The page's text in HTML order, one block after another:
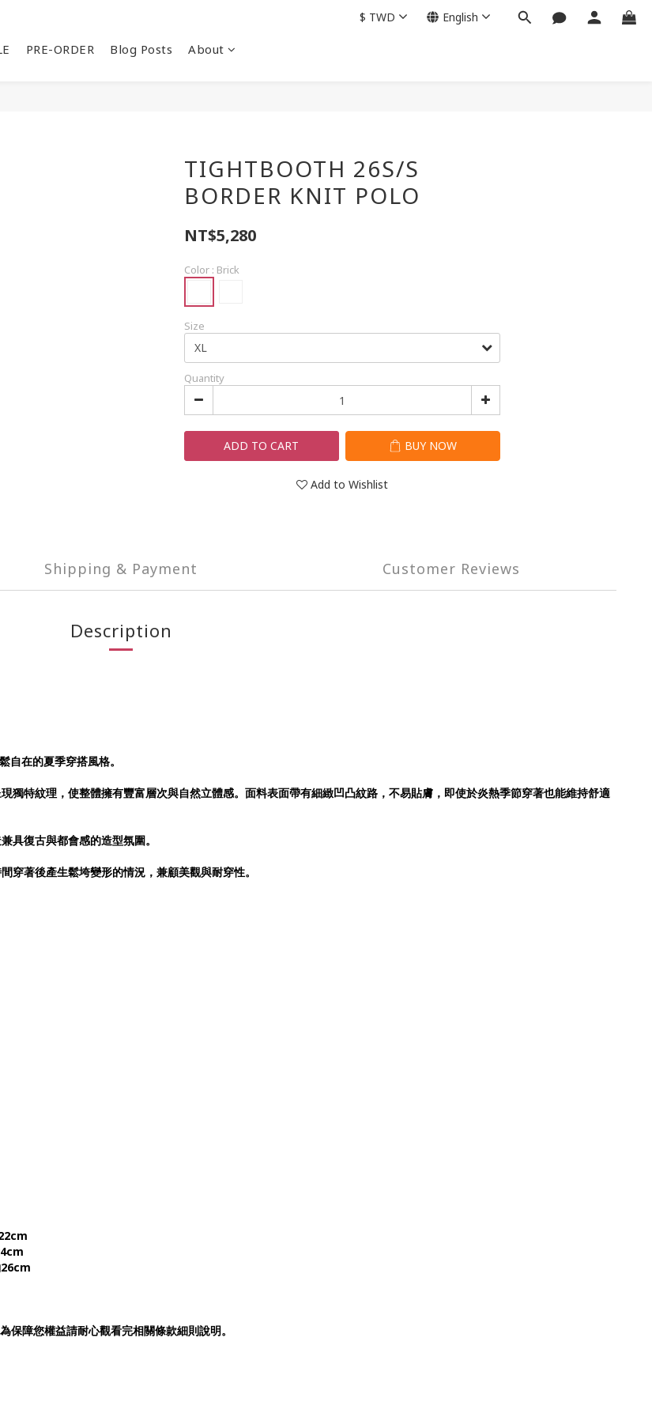
PRE-ORDER Blog Posts About
$ TWD English
TIGHTBOOTH 26S/S
BORDER KNIT POLO
NT$5,280
Color : Brick
Size
Quantity
ADD TO CART BUY NOW
Add to Wishlist
Shipping & Payment Customer Reviews
Description
在的夏季穿搭風格。
特紋理，使整體擁有豐富層次與自然立體感。面料表面帶有細緻凹凸紋路，不易貼膚，即使於炎熱季節穿著也能維持舒適
具復古與都會感的造型氛圍。
穿著後產生鬆垮變形的情況，兼顧美觀與耐穿性。
障您權益請耐心觀看完相關條款細則說明。